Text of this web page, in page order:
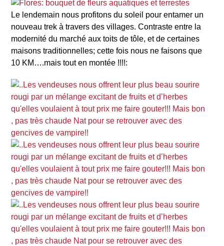
Le lendemain nous profitons du soleil pour entamer un
nouveau trek à travers des villages. Contraste entre la
modernité du marché aux toits de tôle, et de certaines
maisons traditionnelles; cette fois nous ne faisons que
10 KM….mais tout en montée !!!!: